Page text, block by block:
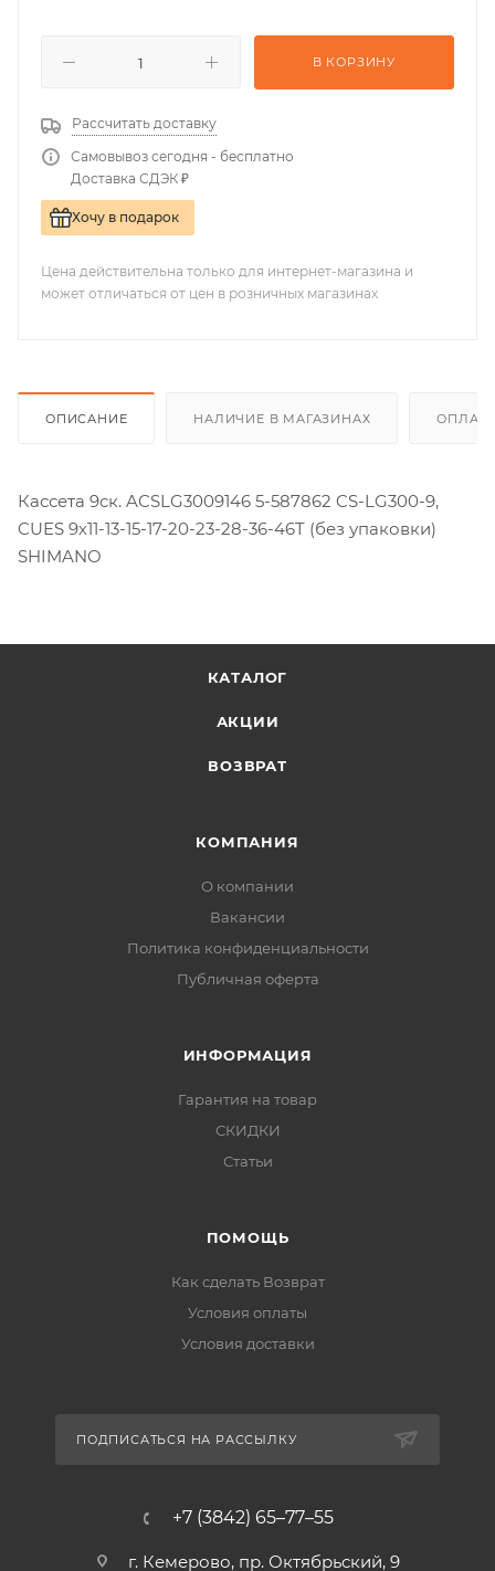
В КОРЗИНУ
Рассчитать доставку
Самовывоз сегодня - бесплатно
Доставка СДЭК ₽
Хочу в подарок
Цена действительна только для интернет-магазина и
может отличаться от цен в розничных магазинах
ОПИСАНИЕ НАЛИЧИЕ В МАГАЗИНАХ
Кассета 9ск. ACSLG3009146 5-587862 CS-LG300-9,
CUES 9х11-13-15-17-20-23-28-36-46T (без упаковки)
SHIMANO
КАТАЛОГ
АКЦИИ
ВОЗВРАТ
КОМПАНИЯ
О компании
Вакансии
Политика конфиденциальности
Публичная оферта
ИНФОРМАЦИЯ
Гарантия на товар
СКИДКИ
Статьи
ПОМОЩЬ
Как сделать Возврат
Условия оплаты
Условия доставки
ПОДПИСАТЬСЯ НА РАССЫЛКУ
+7 (3842) 65–77–55
г. Кемерово, пр. Октябрьский, 9